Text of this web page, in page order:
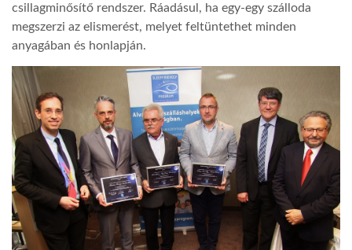
csillagminősítő rendszer. Ráadásul, ha egy-egy szálloda
megszerzi az elismerést, melyet feltüntethet minden
anyagában és honlapján.